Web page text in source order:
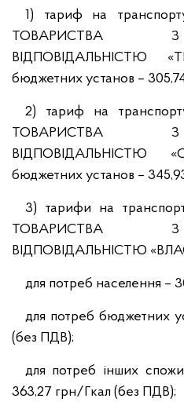
1) тариф на
ТОВАРИСТВА
ВІДПОВІДАЛЬНІСТЮ
бюджетних установ –
2) тариф на
ТОВАРИСТВА
ВІДПОВІДАЛЬНІСТЮ
бюджетних установ –
3) тарифи на
ТОВАРИСТВА
ВІДПОВІДАЛЬНІСТЮ
для потреб населення –
для потреб бюджетних
(без ПДВ);
для потреб інших
363,27 грн/Гкал (без ПДВ);